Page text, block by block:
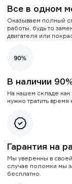
Все в одном
Оказываем полный
работы, будь то
двигателя или
В наличии
На нашем складе как
нужно тратить
Гарантия на
Мы уверенны в
случае поломки мы
бесплатно.